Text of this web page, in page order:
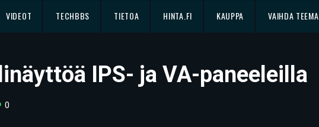
VIDEOT TECHBBS TIETOA HINTA.FI KAUPPA VAIHDA TEEMA
IPS- ja VA-paneeleilla
0